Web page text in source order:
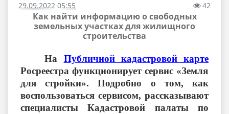
29.09.2022 05:55 42
Как найти информацию о свободных
земельных участках для жилищного
строительства
На Публичной кадастровой карте
Росреестра функционирует сервис «Земля
для стройки». Подробно о том, как
воспользоваться сервисом, рассказывают
специалисты Кадастровой палаты по